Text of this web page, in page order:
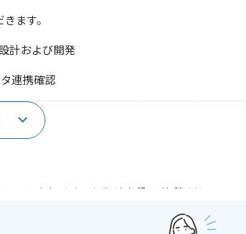
ます。
計および開発
連携確認